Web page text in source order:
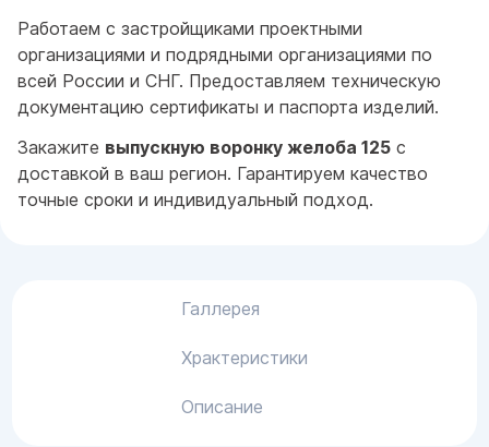
Работаем с застройщиками проектными
организациями и подрядными организациями по
всей России и СНГ. Предоставляем техническую
документацию сертификаты и паспорта изделий.
Закажите выпускную воронку желоба 125 с
доставкой в ваш регион. Гарантируем качество
точные сроки и индивидуальный подход.
Галлерея
Храктеристики
Описание